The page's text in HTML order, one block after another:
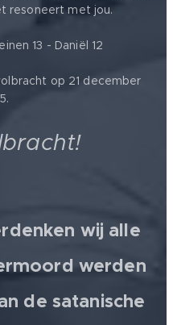
resoneert met jou.
13 - Daniël 12
op 21 december
wij alle
werden
de satanische